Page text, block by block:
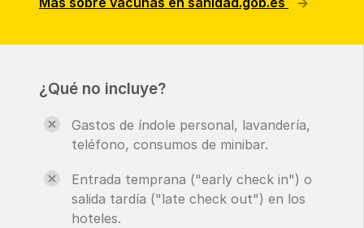
¿Qué no incluye?
Gastos de índole personal, lavandería,
teléfono, consumos de minibar.
Entrada temprana ("early check in") o
salida tardía ("late check out") en los
hoteles.